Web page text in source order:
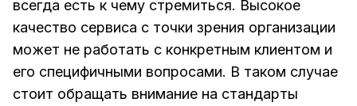
всегда есть к чему стремиться. Высокое
качество сервиса с точки зрения организации
может не работать с конкретным клиентом и
его специфичными вопросами. В таком случае
стоит обращать внимание на стандарты